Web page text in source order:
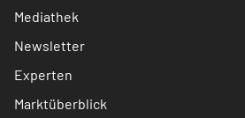
Mediathek
Newsletter
Experten
Marktüberblick